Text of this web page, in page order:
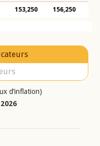
153,250 156,250
d’inflation)